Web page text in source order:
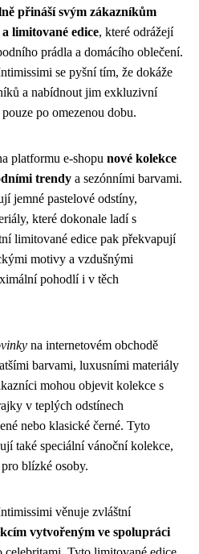
přináší svým zákazníkům
limitované edice, které odrážejí
prádla a domácího oblečení.
se pyšní tím, že dokáže
a nabídnout jim exkluzivní
po omezenou dobu.
platformu e-shopu nové kolekce
trendy a sezónními barvami.
jemné pastelové odstíny,
které dokonale ladí s
limitované edice pak překvapují
motivy a vzdušnými
pohodlí i v těch
na internetovém obchodě
barvami, luxusními materiály
mohou objevit kolekce s
v teplých odstínech
nebo klasické černé. Tyto
také speciální vánoční kolekce,
blízké osoby.
věnuje zvláštní
vytvořeným ve spolupráci